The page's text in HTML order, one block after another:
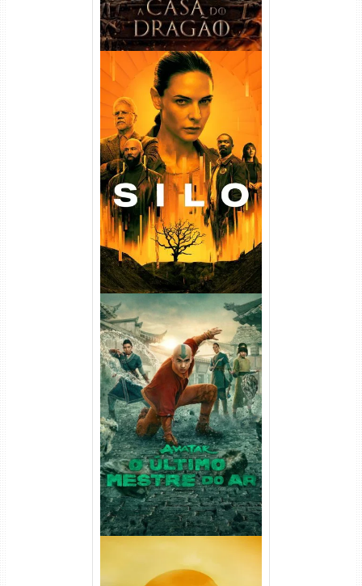
Silo 1ª Temporada Torrent
(2023) WEB-DL
720p/1080p/4K Dual Áudio
Avatar: O Último Mestre do
Ar 2ª Temporada Torrent
(2026) WEB-DL 1080p Dual
Áudio